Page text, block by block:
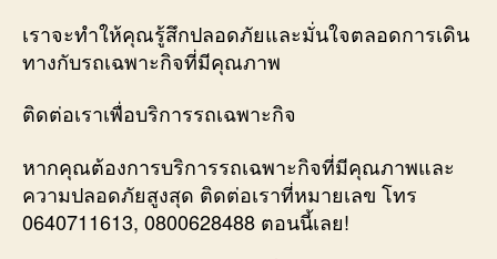
เราจะทำให้คุณรู้สึกปลอดภัยและมั่นใจตลอดการเดิน
ทางกับรถเฉพาะกิจที่มีคุณภาพ
ติดต่อเราเพื่อบริการรถเฉพาะกิจ
หากคุณต้องการบริการรถเฉพาะกิจที่มีคุณภาพและ
ความปลอดภัยสูงสุด ติดต่อเราที่หมายเลข โทร
0640711613, 0800628488 ตอนนี้เลย!